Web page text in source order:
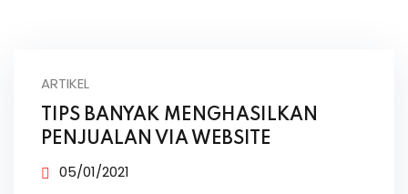
ARTIKEL
TIPS BANYAK MENGHASILKAN
PENJUALAN VIA WEBSITE
05/01/2021